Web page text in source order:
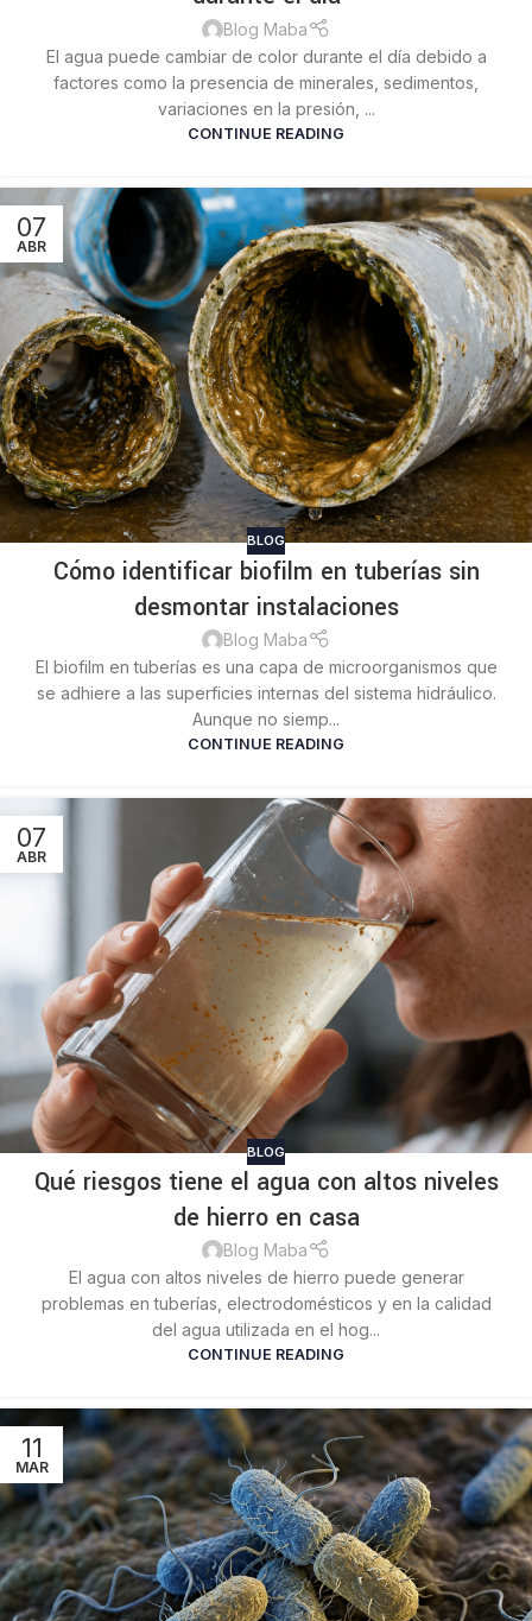
Blog Maba
El agua puede cambiar de color durante el día debido a
factores como la presencia de minerales, sedimentos,
variaciones en la presión, ...
CONTINUE READING
07
ABR
BLOG
Cómo identificar biofilm en tuberías sin
desmontar instalaciones
Blog Maba
El biofilm en tuberías es una capa de microorganismos que
se adhiere a las superficies internas del sistema hidráulico.
Aunque no siemp...
CONTINUE READING
07
ABR
BLOG
Qué riesgos tiene el agua con altos niveles
de hierro en casa
Blog Maba
El agua con altos niveles de hierro puede generar
problemas en tuberías, electrodomésticos y en la calidad
del agua utilizada en el hog...
CONTINUE READING
11
MAR